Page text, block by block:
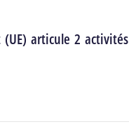
articule 2 activités